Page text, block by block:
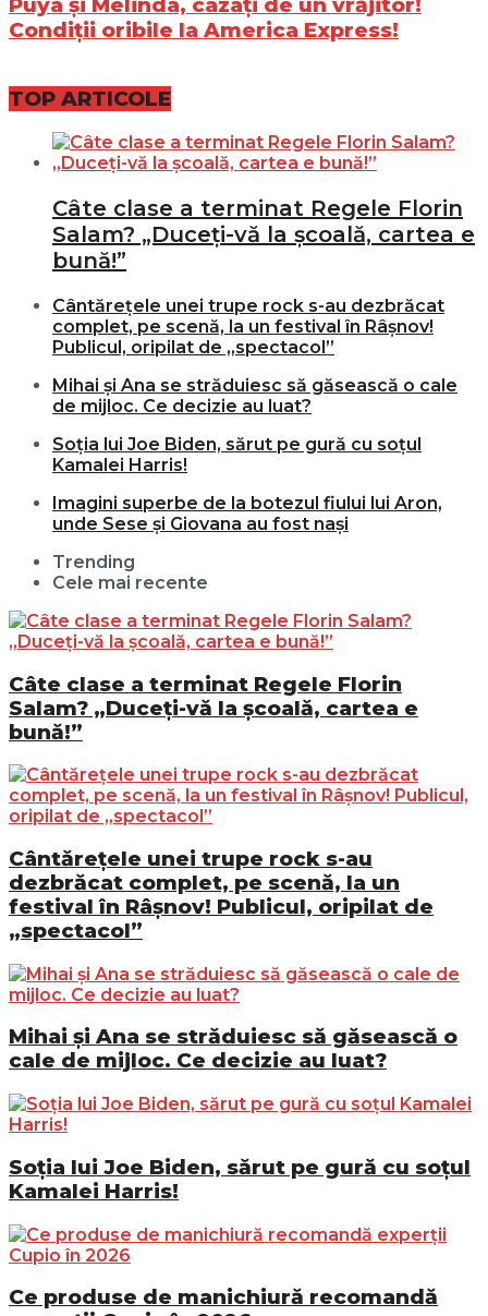
Puya și Melinda, cazați de un vrăjitor!
Condiții oribile la America Express!
TOP ARTICOLE
Câte clase a terminat Regele Florin
Salam? „Duceți-vă la școală, cartea e
bună!”
Cântărețele unei trupe rock s-au dezbrăcat
complet, pe scenă, la un festival în Râșnov!
Publicul, oripilat de „spectacol”
Mihai și Ana se străduiesc să găsească o cale
de mijloc. Ce decizie au luat?
Soția lui Joe Biden, sărut pe gură cu soțul
Kamalei Harris!
Imagini superbe de la botezul fiului lui Aron,
unde Sese și Giovana au fost nași
Trending
Cele mai recente
Câte clase a terminat Regele Florin
Salam? „Duceți-vă la școală, cartea e
bună!”
Cântărețele unei trupe rock s-au
dezbrăcat complet, pe scenă, la un
festival în Râșnov! Publicul, oripilat de
„spectacol”
Mihai și Ana se străduiesc să găsească o
cale de mijloc. Ce decizie au luat?
Soția lui Joe Biden, sărut pe gură cu soțul
Kamalei Harris!
Ce produse de manichiură recomandă